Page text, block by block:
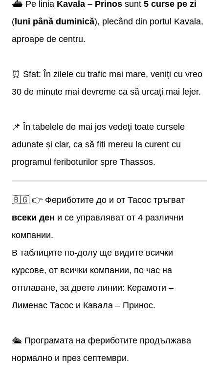
⛴️ Pe linia Kavala – Prinos sunt 5 curse pe zi
( luni până duminică), plecând din portul Kavala,
aproape de centru.
⏰ Sfat: În zilele cu trafic mai mare, veniți cu vreo
30 de minute mai devreme ca să urcați mai lejer.
📌 În tabelele de mai jos vedeți toate cursele
adunate și clar, ca să fiți mereu la curent cu
programul feriboturilor spre Thassos.
🇧🇬 👉 Фериботите до и от Тасос тръгват
всеки ден и се управляват от 4 различни
компании.
В таблиците по-долу ще видите всички
курсове, от всички компании, по час на
отплаване, за двете линии: Керамоти –
Лименас Тасос и Кавала – Принос.
🛳️ Програмата на фериботите продължава
нормално и през септември.